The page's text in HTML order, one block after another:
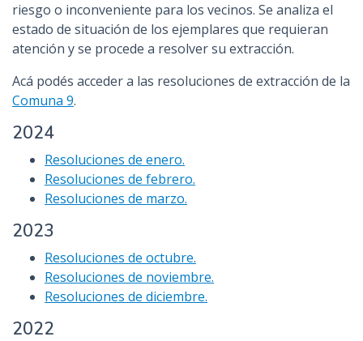
riesgo o inconveniente para los vecinos. Se analiza el
estado de situación de los ejemplares que requieran
atención y se procede a resolver su extracción.
Acá podés acceder a las resoluciones de extracción de la
Comuna 9.
2024
Resoluciones de enero.
Resoluciones de febrero.
Resoluciones de marzo.
2023
Resoluciones de octubre.
Resoluciones de noviembre.
Resoluciones de diciembre.
2022